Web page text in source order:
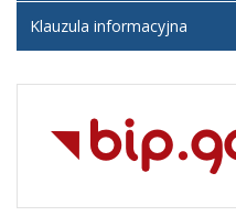
O informacji
W tym dziale
zasad dostępu do
Klauzula informacyjna